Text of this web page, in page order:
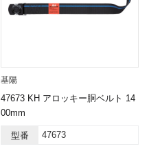
基陽
47673 KH アロッキー胴ベルト 14
00mm
型番 47673